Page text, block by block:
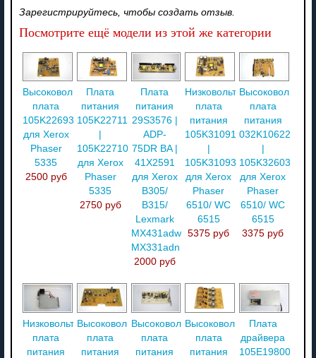
Зарегистрируйтесь, чтобы создать отзыв.
Посмотрите ещё модели из этой же категории
Высоковольтная
плата
105K22693
для Xerox
Phaser
5335
2500 руб
Плата
питания
105K22711
105K22710
для Xerox
Phaser
5335
2750 руб
Плата
питания
29S3576 |
ADP-
75DR BA |
41X2591
для Xerox
B305/
B315/
Lexmark
MX431adw/
MX331adn
2000 руб
Низковольтная
плата
питания
105K31091
105K31093
для Xerox
Phaser
6510/ WC
6515
5375 руб
Высоковольтная
плата
питания
032K10622
105K32603
для Xerox
Phaser
6510/ WC
6515
3375 руб
Низковольтная
плата
питания
Высоковольтная
плата
питания
Высоковольтная
плата
питания
Высоковольтная
плата
питания
Плата
драйвера
105E19800